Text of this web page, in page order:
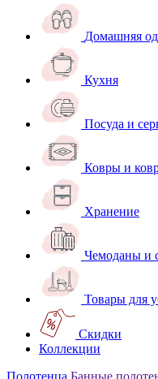
Домашняя
Кухня
Посуда и
Ковры и
Хранение
Чемоданы и
Товары для
Скидки
Коллекции
Полотенца Банные